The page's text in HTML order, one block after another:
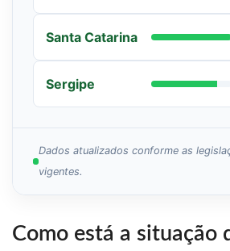
Santa Catarina
Sergipe
Dados atualizados conforme as
vigentes.
Como está a situação